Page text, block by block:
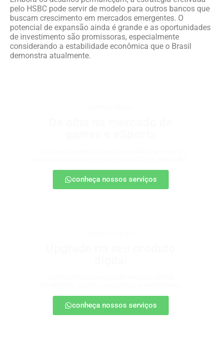
pelo HSBC pode servir de modelo para outros bancos que
buscam crescimento em mercados emergentes. O
potencial de expansão ainda é grande e as oportunidades
de investimento são promissoras, especialmente
considerando a estabilidade econômica que o Brasil
demonstra atualmente.
conheça nossos serviços
conheça nossos serviços